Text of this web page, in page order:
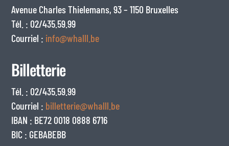
Avenue Charles Thielemans, 93 – 1150 Bruxelles
Tél. : 02/435.59.99
Courriel : info@whalll.be
Billetterie
Tél. : 02/435.59.99
Courriel : billetterie@whalll.be
IBAN : BE72 0018 0888 6716
BIC : GEBABEBB